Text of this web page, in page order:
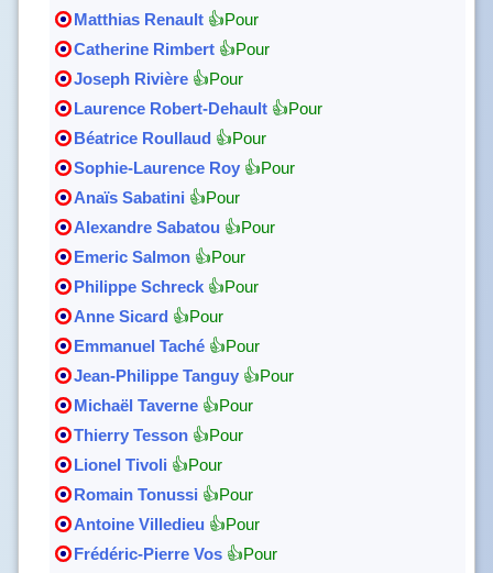
Matthias Renault 👍Pour
Catherine Rimbert 👍Pour
Joseph Rivière 👍Pour
Laurence Robert-Dehault 👍Pour
Béatrice Roullaud 👍Pour
Sophie-Laurence Roy 👍Pour
Anaïs Sabatini 👍Pour
Alexandre Sabatou 👍Pour
Emeric Salmon 👍Pour
Philippe Schreck 👍Pour
Anne Sicard 👍Pour
Emmanuel Taché 👍Pour
Jean-Philippe Tanguy 👍Pour
Michaël Taverne 👍Pour
Thierry Tesson 👍Pour
Lionel Tivoli 👍Pour
Romain Tonussi 👍Pour
Antoine Villedieu 👍Pour
Frédéric-Pierre Vos 👍Pour